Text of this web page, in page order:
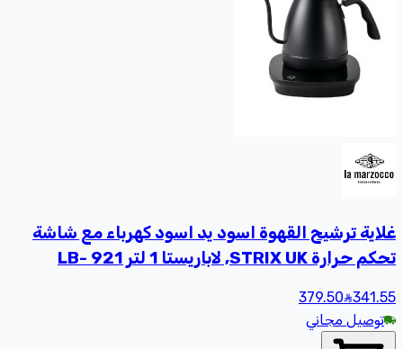
غلاية ترشيح القهوة اسود يد اسود كهرباء مع شاشة
تحكم حرارة STRIX UK, لاباريستا 1 لتر LB- 921
341 .55
379.50
توصيل مجاني